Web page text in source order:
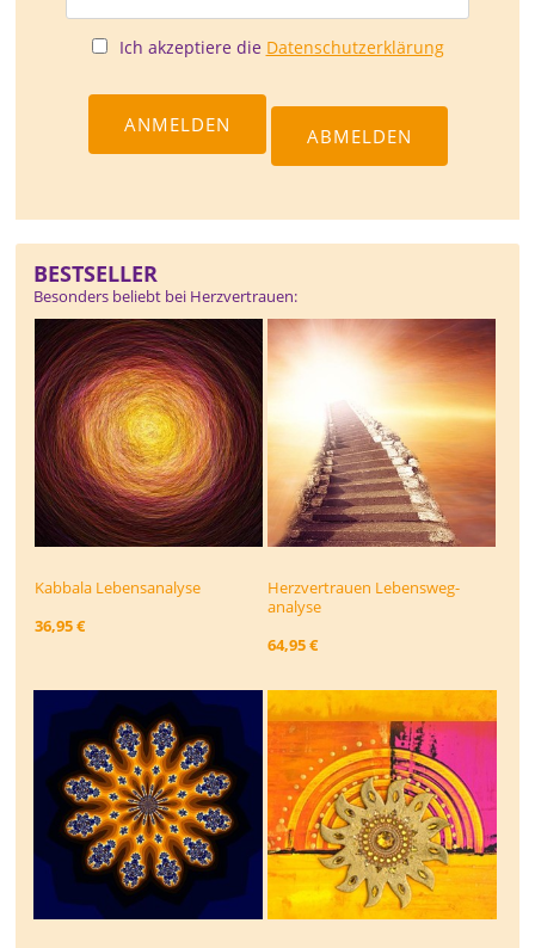
Ich akzeptiere die Datenschutzerklärung
BESTSELLER
Besonders beliebt bei Herzvertrauen:
Kabbala Lebensanalyse
36,95 €
Herzvertrauen Lebensweg­
analyse
64,95 €